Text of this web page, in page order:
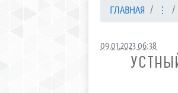
ГЛАВНАЯ ⋮
09.01.2023 06:38